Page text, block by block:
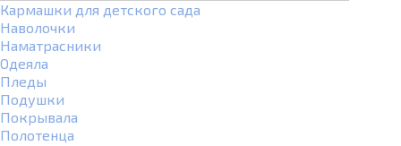
Кармашки для детского сада
Наволочки
Наматрасники
Одеяла
Пледы
Подушки
Покрывала
Полотенца